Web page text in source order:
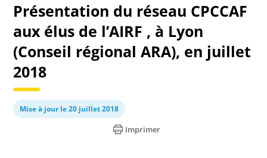
Présentation du réseau CPCCAF
aux élus de l’AIRF , à Lyon
(Conseil régional ARA), en juillet
2018
Mise à jour le 20 juillet 2018
Imprimer